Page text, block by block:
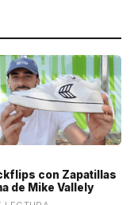
con Zapatillas
de Mike Vallely